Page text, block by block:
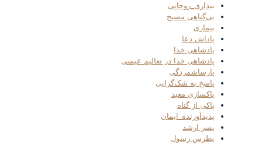
بیداری_روحانی
بی‌گناهی مسیح
بیماری
پاداش دعا
پادشاهی خدا
پادشاهی خدا در تعالیم عیسی
پارساشمردگی
پاسخ به شک‌گرایی
پاکسازی معبد
پاکی از گناه
پدیدآورنده_ایمان
پسر ارشد
پطرس رسول